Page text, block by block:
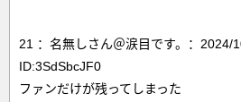
21 ：名無しさん＠涙目です。：2024/
ID:3SdSbcJF0
ファンだけが残ってしまった